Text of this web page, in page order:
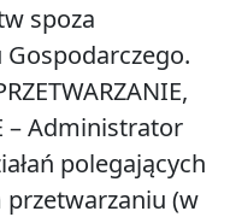
spoza
– Administrator
polegających
(w